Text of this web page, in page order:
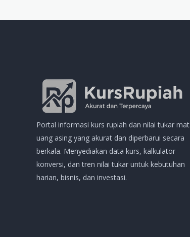
Portal informasi kurs rupiah dan nilai tukar
uang asing yang akurat dan diperbarui secara
berkala. Menyediakan data kurs, kalkulator
konversi, dan tren nilai tukar untuk kebutuhan
harian, bisnis, dan investasi.